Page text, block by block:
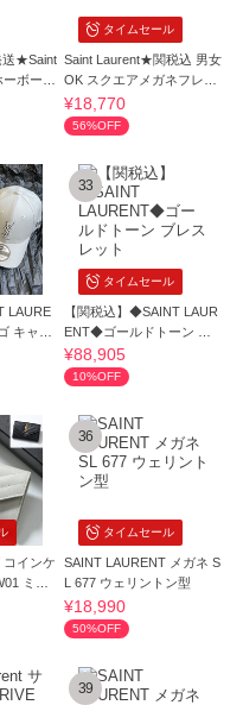
送★Saint
ボーバ
タイムセール
Saint Laurent★関税込 男女
OK スクエアメガネフレー
ム 上品
¥18,770
56%OFF
LAURE
キャッ
タイムセール
33
【関税込】◆SAINT LAUR
ENT◆ゴールドトーン ブ
レスレット
¥88,905
10%OFF
コインケ
ミニ
タイムセール
36
SAINT LAURENT メガネ S
L 677 ウェリントン型
¥18,990
50%OFF
39